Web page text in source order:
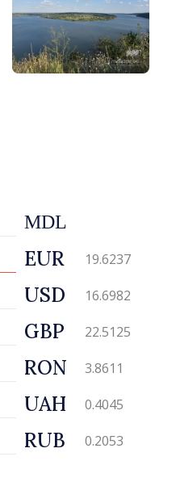
MDL
EUR 19.6237
USD 16.6982
GBP 22.5125
RON 3.8611
UAH 0.4045
RUB 0.2053